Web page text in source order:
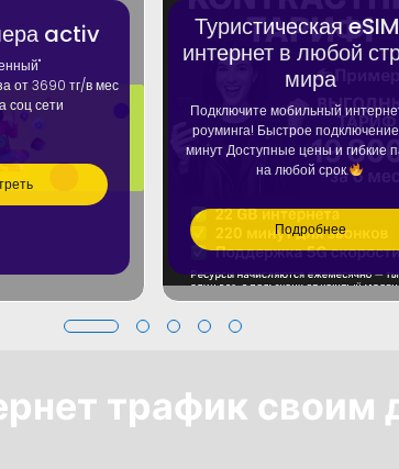
activ
от 3690 тг/в мес
соц сети
Туристическая
интернет в любой
мира
Подключите мобильный
роуминга! Быстрое
минут Доступные цены и гибкие
на любой срок.
Подробнее
трафик своим